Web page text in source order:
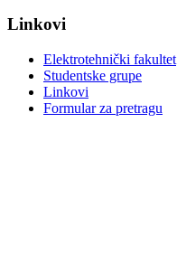
Linkovi
Elektrotehnički fakultet
Studentske grupe
Linkovi
Formular za pretragu